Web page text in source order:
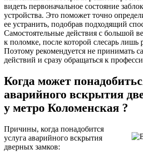
видеть первоначальное состояние
устройства. Это поможет точно
ее устранить, подобрав подходящий
Самостоятельные действия с большой
к поломке, после которой слесарь лишь
Поэтому рекомендуется не принимать
действий и сразу обращаться к
Когда может
аварийного вскрытия
у метро Коломенская ?
Причины, когда понадобится
услуга аварийного вскрытия
дверных замков: